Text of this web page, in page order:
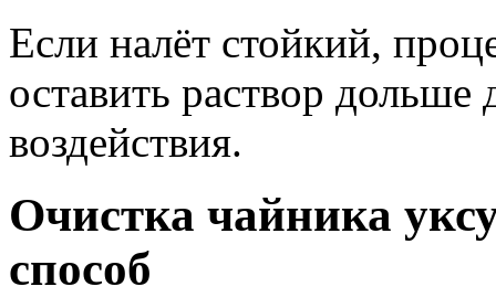
Если налёт стойкий,
оставить раствор дольше
воздействия.
Очистка чайника
способ